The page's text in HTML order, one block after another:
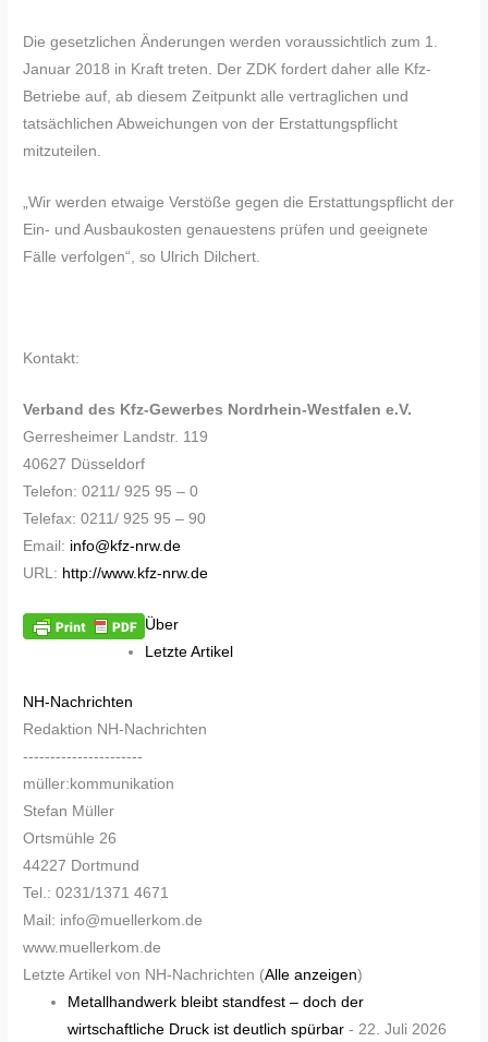
Die gesetzlichen Änderungen werden voraussichtlich zum 1.
Januar 2018 in Kraft treten. Der ZDK fordert daher alle Kfz-
Betriebe auf, ab diesem Zeitpunkt alle vertraglichen und
tatsächlichen Abweichungen von der Erstattungspflicht
mitzuteilen.
„Wir werden etwaige Verstöße gegen die Erstattungspflicht der
Ein- und Ausbaukosten genauestens prüfen und geeignete
Fälle verfolgen“, so Ulrich Dilchert.
Kontakt:
Verband des Kfz-Gewerbes Nordrhein-Westfalen e.V.
Gerresheimer Landstr. 119
40627 Düsseldorf
Telefon: 0211/ 925 95 – 0
Telefax: 0211/ 925 95 – 90
Email: info@kfz-nrw.de
URL: http://www.kfz-nrw.de
Über
Letzte Artikel
NH-Nachrichten
Redaktion NH-Nachrichten
----------------------
müller:kommunikation
Stefan Müller
Ortsmühle 26
44227 Dortmund
Tel.: 0231/1371 4671
Mail: info@muellerkom.de
www.muellerkom.de
Letzte Artikel von NH-Nachrichten (Alle anzeigen)
Metallhandwerk bleibt standfest – doch der
wirtschaftliche Druck ist deutlich spürbar - 22. Juli 2026